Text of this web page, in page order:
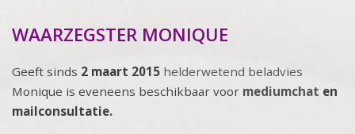
WAARZEGSTER MONIQUE
Geeft sinds 2 maart 2015 helderwetend beladvies
Monique is eveneens beschikbaar voor mediumchat en
mailconsultatie.